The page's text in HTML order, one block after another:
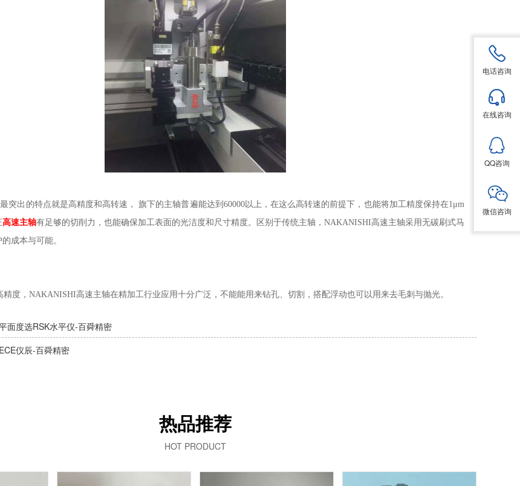
突出的特点就是高精度和高转速， 旗下的主轴普遍能达到60000以上，在这么高转速的前提下，也能将加工精度保持在1 μm
高速主轴有足够的切削力，也能确保加工表面的光洁度和尺寸精度。区别于传统主轴， NAKANISHI高速主轴采用无碳刷式马
成本与可能。
精度，NAKANISHI高速主轴在精加工行业应用十分广泛，不能能用来钻孔、切割，搭配浮动也可以用来去毛刺与抛光。
面度选RSK水平仪-百舜精密
仪辰-百舜精密
热品推荐
HOT PRODUCT
电话咨询
在线咨询
QQ咨询
微信咨询